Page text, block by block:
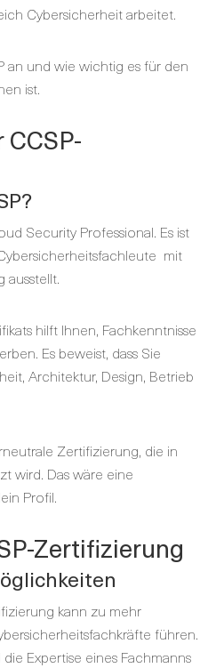
Cybersicherheit arbeitet.
an und wie wichtig es für den
ist.
Security Professional. Es ist
mit
ausstellt.
hilft Ihnen, Fachkenntnisse
Es beweist, dass Sie
Architektur, Design, Betrieb
Zertifizierung, die in
wird. Das wäre eine
Profil.
Zertifizierung
kann zu mehr
führen.
Expertise eines Fachmanns